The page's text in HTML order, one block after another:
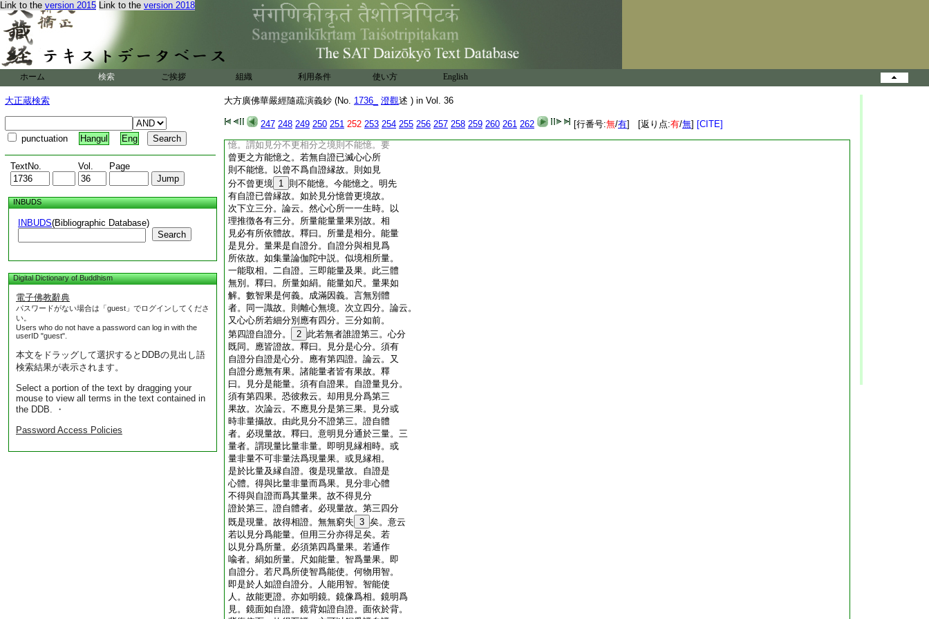
Link to the version 2015 Link to the version 2018
ホーム 検索 ご挨拶 組織 利用条件 使い方 English
大正蔵検索
punctuation Hangul Eng
TextNo. Vol. Page
INBUDS
INBUDS(Bibliographic Database)
Search
Digital Dictionary of Buddhism
電子佛教辭典
パスワードがない場合は「guest」でログインしてくださ
い。
Users who do not have a password can log in with the
userID "guest".
本文をドラッグして選択するとDDBの見出し語
検索結果が表示されます。
Select a portion of the text by dragging your
mouse to view all terms in the text contained in
the DDB. ・
Password Access Policies
大方廣佛華嚴經隨疏演義鈔 (No. 1736_ 澄觀述 ) in Vol. 36
247 248 249 250 251 252 253 254 255 256 257 258 259 260 261 262 [行番号:無/有] [返り点:有/無] [CITE]
無。能覺所覺分各自然而轉。釋曰。此即厚嚴
經。上半明無外境。下半明有見相二分。各
各自從因縁所生 11 名自然而轉。下結正
義。論云。達無離識所縁境者。則所變相分
自行相。相見所依自體名
事。即自證分。釋曰。此中雖是立二分家義。
已有三故。次論云。若無此者。應不自憶心
心所法。如不曾更境必不能憶故。釋曰。
此明有自證分。意云。相離於見無別自體。
但二功能故。應別有一所依體。若無自證
憶。謂如見分不更相分之境則不能憶。要
曾更之方能憶之。若無自證已滅心心所
則不能憶。以曾不爲自證縁故。則如見
分不曾更境 1 則不能憶。今能憶之。明先
有自證已曾縁故。如於見分憶曾更境故。
次下立三分。論云。然心心所一一生時。以
理推徴各有三分。所量能量量果別故。相
見必有所依體故。釋曰。所量是相分。能量
是見分。量果是自證分。自證分與相見爲
所依故。如集量論伽陀中説。似境相所量。
一能取相。二自證。三即能量及果。此三體
無別。釋曰。所量如絹。能量如尺。量果如
解。數智果是何義。成滿因義。言無別體
者。同一識故。則離心無境。次立四分。論云。
又心心所若細分別應有四分。三分如前。
第四證自證分。
2 此若無者誰證第三。心分
既同。應皆證故。釋曰。見分是心分。須有
自證分自證是心分。應有第四證。論云。又
自證分應無有果。諸能量者皆有果故。釋
曰。見分是能量。須有自證果。自證量見分。
須有第四果。恐彼救云。却用見分爲第三
果故。次論云。不應見分是第三果。見分或
時非量攝故。由此見分不證第三。證自體
者。必現量故。釋曰。意明見分通於三量。三
量者。謂現量比量非量。即明見縁相時。或
量非量不可非量法爲現量果。或見縁相。
是於比量及縁自證。復是現量故。自證是
心體。得與比量非量而爲果。見分非心體
不得與自證而爲其量果。故不得見分
證於第三。證自體者。必現量故。第三四分
既是現量。故得相證。無無窮失 3 矣。意云
若以見分爲能量。但用三分亦得足矣。若
以見分爲所量。必須第四爲量果。若通作
喩者。絹如所量。尺如能量。智爲量果。即
自證分。若尺爲所使智爲能使。何物用智。
即是於人如證自證分。人能用智。智能使
人。故能更證。亦如明鏡。鏡像爲相。鏡明爲
見。鏡面如自證。鏡背如證自證。面依於背。